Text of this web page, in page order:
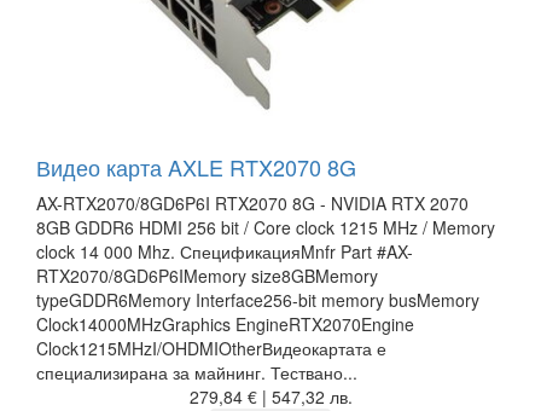
Видео карта AXLE RTX2070 8G
AX-RTX2070/8GD6P6I RTX2070 8G - NVIDIA RTX 2070
8GB GDDR6 HDMI 256 bit / Core clock 1215 MHz / Memory
clock 14 000 Mhz. СпецификацияMnfr Part #AX-
RTX2070/8GD6P6IMemory size8GBMemory
typeGDDR6Memory Interface256-bit memory busMemory
Clock14000MHzGraphics EngineRTX2070Engine
Clock1215MHzI/OHDMIOtherВидеокартата е
специализирана за майнинг. Тествано...
279,84 € | 547,32 лв.